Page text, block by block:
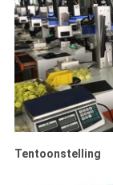
Tentoonstelling